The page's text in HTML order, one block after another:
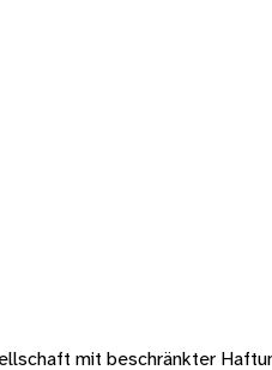
mit beschränkter